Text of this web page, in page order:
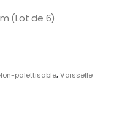
(Lot de 6)
palettisable,Vaisselle